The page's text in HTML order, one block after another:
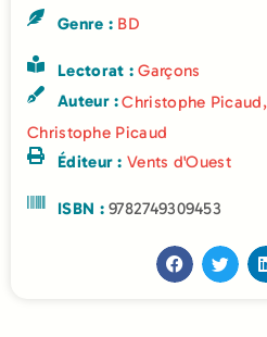
Genre : BD
Lectorat :Garçons
Auteur :Christophe Picaud,
Christophe Picaud
Éditeur : Vents d'Ouest
ISBN :9782749309453